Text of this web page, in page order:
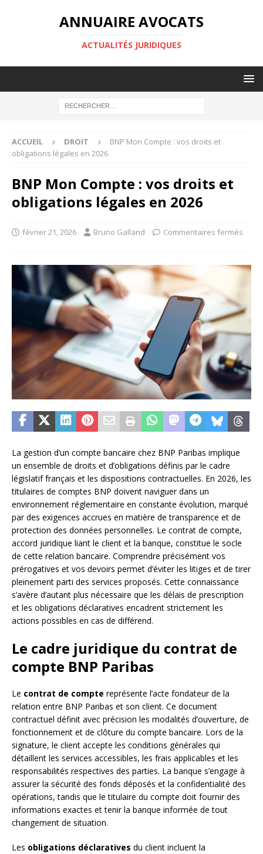
ANNUAIRE AVOCATS
ACTUALITÉS JURIDIQUES
ACCUEIL DROIT
BNP Mon Compte : vos droits et
obligations légales en 2026
BNP Mon Compte : vos droits et
obligations légales en 2026
février 21, 2026 Bruno Galland Commentaires fermés
La gestion d’un compte bancaire chez BNP Paribas implique
un ensemble de droits et d’obligations définis par le cadre
législatif français et les dispositions contractuelles. En 2026, les
titulaires de comptes BNP doivent naviguer dans un
environnement réglementaire en constante évolution, marqué
par des exigences accrues en matière de transparence et de
protection des données personnelles. Le contrat de compte,
accord juridique liant le client et la banque, constitue le socle
de cette relation bancaire. Comprendre précisément vos
prérogatives et vos devoirs permet d’éviter les litiges et de tirer
pleinement parti des services proposés. Cette connaissance
s’avère d’autant plus nécessaire que les délais de prescription
et les obligations déclaratives encadrent strictement les
actions possibles en cas de différend.
Le cadre juridique du contrat de
compte BNP Paribas
Le contrat de compte représente l’acte fondateur de la
relation entre BNP Paribas et son client. Ce document
contractuel définit avec précision les modalités d’ouverture, de
fonctionnement et de clôture du compte bancaire. Lors de la
signature, le client accepte les conditions générales qui
détaillent les services accessibles, les frais applicables et les
responsabilités respectives des parties. La banque s’engage à
assurer la sécurité des fonds déposés et la confidentialité des
opérations, tandis que le titulaire du compte doit fournir des
informations exactes et tenir la banque informée de tout
changement de situation.
Les obligations déclaratives du client incluent la